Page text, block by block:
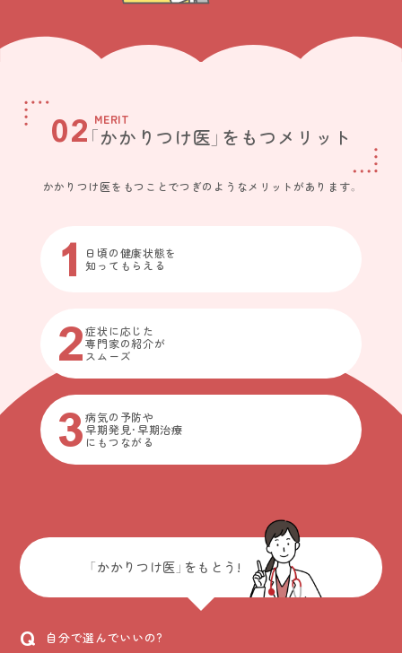
02 MERIT
「かかりつけ医」をもつメリット
かかりつけ医をもつことでつぎのようなメリットがあります。
1日頃の健康状態を
知ってもらえる
2症状に応じた
専門家の紹介が
スムーズ
3病気の予防や
早期発見・早期治療
にもつながる
「かかりつけ医」をもとう!
Q 自分で選んでいいの?